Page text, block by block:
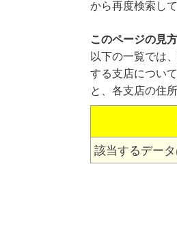
から再度検索して
このページの見方
以下の一覧では
する支店につい
と、各支店の住
該当するデー